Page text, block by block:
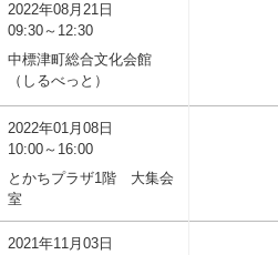
2022年08月21日
09:30～12:30
中標津町総合文化会館
（しるべっと）
2022年01月08日
10:00～16:00
とかちプラザ1階 大集会
室
2021年11月03日